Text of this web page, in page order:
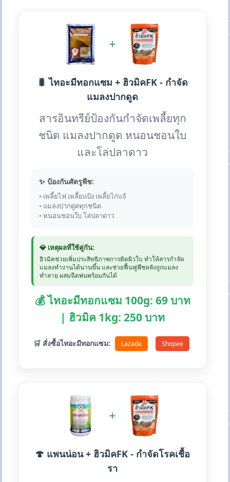
+
🐛 ไทอะมีทอกแซม + ฮิวมิคFK - กำจัด
แมลงปากดูด
สารอินทรีย์ป้องกันกำจัดเพลี้ยทุก
ชนิด แมลงปากดูด หนอนชอนใบ
และโล่ปลาดาว
✨ ป้องกันศัตรูพืช:
• เพลี้ยไฟ เพลี้ยแป้ง เพลี้ยไก่แจ้
• แมลงปากดูดทุกชนิด
• หนอนชอนใบ โล่ปลาดาว
💎 เหตุผลที่ใช้คู่กัน:
ฮิวมิคช่วยเพิ่มประสิทธิภาพการติดผิวใบ ทำให้สารกำจัด
แมลงทำงานได้นานขึ้น และช่วยฟื้นฟูพืชหลังถูกแมลง
ทำลาย ผสมฉีดพ่นพร้อมกันได้
💰 ไทอะมีทอกแซม 100g: 69 บาท
| ฮิวมิค 1kg: 250 บาท
🛒 สั่งซื้อไทอะมีทอกแซม: Lazada Shopee
+
🍄 แพนน่อน + ฮิวมิคFK - กำจัดโรคเชื้อ
รา